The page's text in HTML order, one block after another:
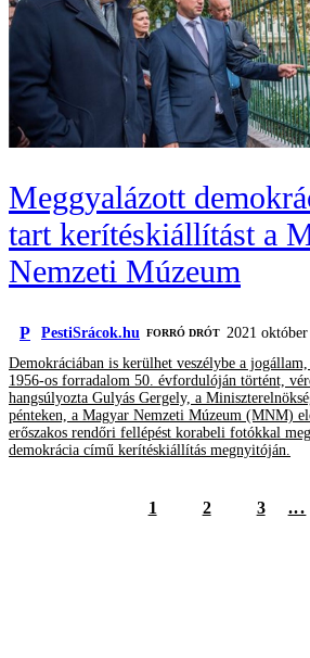
Meggyalázott
tart kerítéskiállítást a
Nemzeti Múzeum
P PestiSrácok.hu FORRÓ DRÓT 2021
Demokráciában is kerülhet veszélybe a
1956-os forradalom 50. évfordulóján történt,
hangsúlyozta Gulyás Gergely, a
pénteken, a Magyar Nemzeti Múzeum (MNM)
erőszakos rendőri fellépést korabeli fotókkal
demokrácia című kerítéskiállítás megnyitóján.
1 2 3 ...